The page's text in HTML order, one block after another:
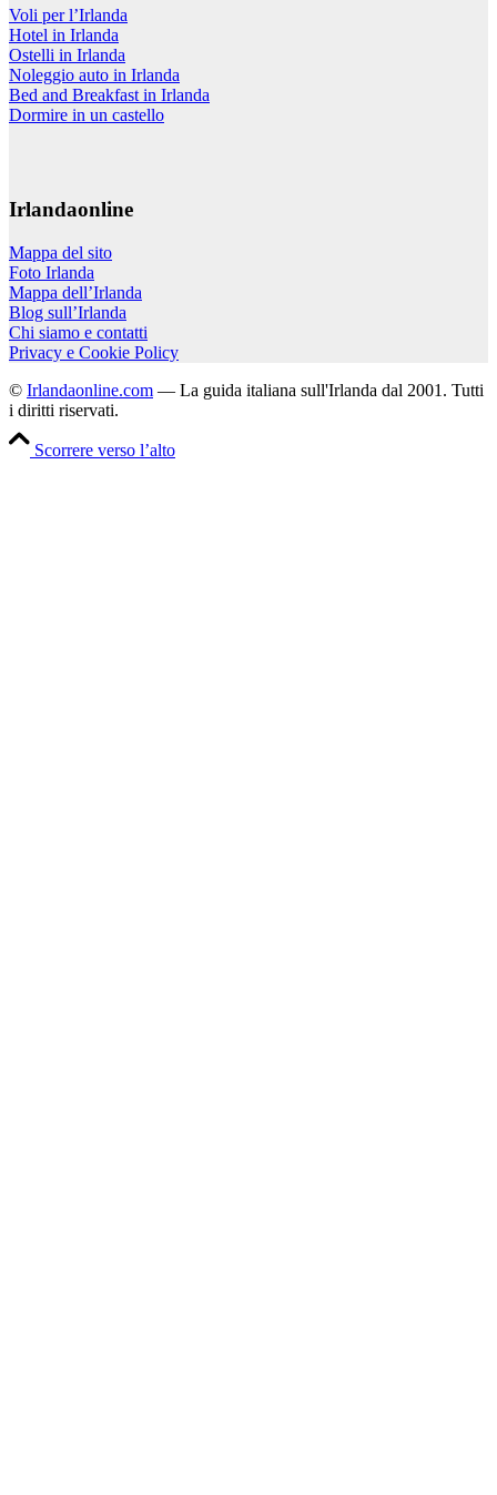
Voli per l’Irlanda
Hotel in Irlanda
Ostelli in Irlanda
Noleggio auto in Irlanda
Bed and Breakfast in Irlanda
Dormire in un castello
Irlandaonline
Mappa del sito
Foto Irlanda
Mappa dell’Irlanda
Blog sull’Irlanda
Chi siamo e contatti
Privacy e Cookie Policy
© Irlandaonline.com — La guida italiana sull'Irlanda dal 2001. Tutti
i diritti riservati.
Scorrere verso l’alto